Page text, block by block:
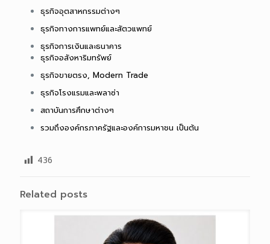
ธุรกิจอุตสาหกรรมต่างๆ
ธุรกิจทางการแพทย์และสัตวแพทย์
ธุรกิจการเงินและธนาคาร
ธุรกิจอสังหาริมทรัพย์
ธุรกิจขายตรง, Modern Trade
ธุรกิจโรงแรมและพลาซ่า
สถาบันการศึกษาต่างๆ
รวมถึงองค์กรภาครัฐและองค์การมหาชน เป็นต้น
436
Related posts